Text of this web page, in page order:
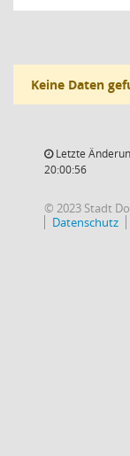
Keine Daten
Letzte
20:00:56
© 2023 Stadt
Datenschutz